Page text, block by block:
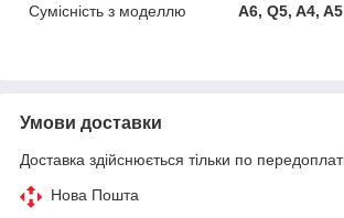
Сумісність з моделлю
A6, Q5, A4, A5
Умови доставки
Доставка здійснюється тільки по
Нова Пошта